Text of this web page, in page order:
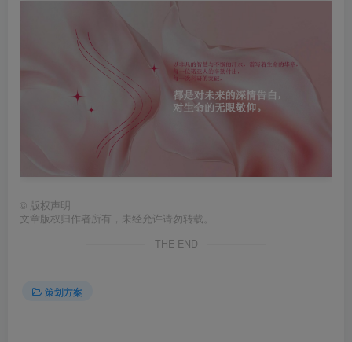
© 版权声明
文章版权归作者所有，未经允许请勿转载。
THE END
策划方案